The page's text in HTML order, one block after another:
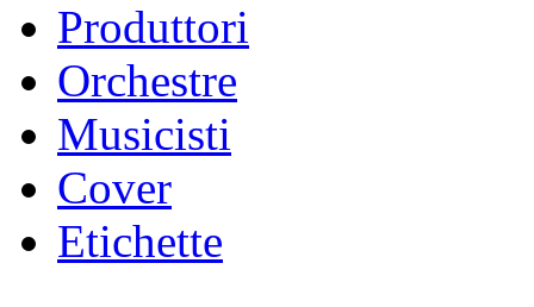
Produttori
Orchestre
Musicisti
Cover
Etichette